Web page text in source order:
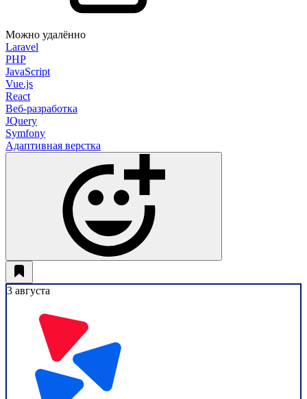
Можно удалённо
Laravel
PHP
JavaScript
Vue.js
React
Веб-разработка
JQuery
Symfony
Адаптивная верстка
3 августа